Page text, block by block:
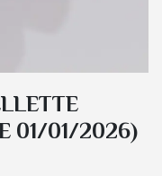
01/01/2026)